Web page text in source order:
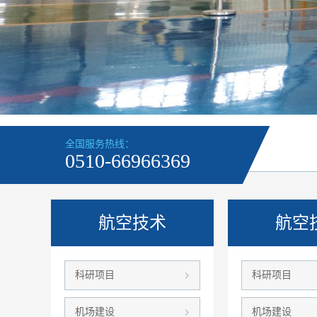
全国服务热线：
0510-66966369
航空技术
科研项目
机场建设
航空
科研项目
机场建设